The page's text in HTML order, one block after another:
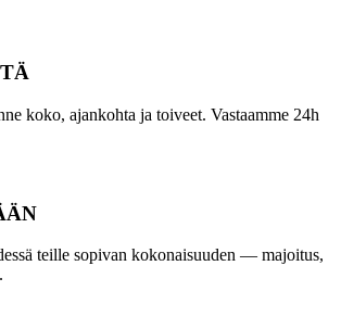
koko, ajankohta ja toiveet. Vastaamme 24h
teille sopivan kokonaisuuden — majoitus,